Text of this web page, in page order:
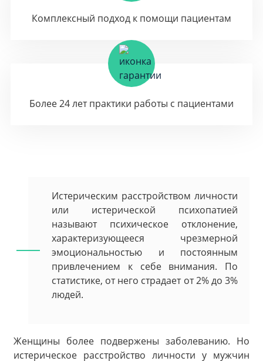
Комплексный подход к помощи пациентам
Более 24 лет практики работы с пациентами
Истерическим расстройством личности
или истерической психопатией
называют психическое отклонение,
характеризующееся чрезмерной
эмоциональностью и постоянным
привлечением к себе внимания. По
статистике, от него страдает от 2% до 3%
людей.
Женщины более подвержены заболеванию. Но
истерическое расстройство личности у мужчин